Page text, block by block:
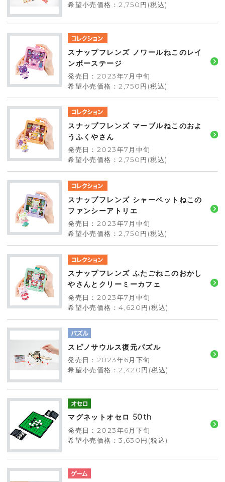
希望小売価格：2,750円(税込)
スナップフレンズ ノワールねこのレイ
ンボーステージ
発売日：2023年7月中旬
希望小売価格：2,750円(税込)
スナップフレンズ マーブルねこのおよ
うふくやさん
発売日：2023年7月中旬
希望小売価格：2,750円(税込)
スナップフレンズ シャーベットねこの
ファンシーアトリエ
発売日：2023年7月中旬
希望小売価格：2,750円(税込)
スナップフレンズ ふたごねこのおかし
やさんとクリーミーカフェ
発売日：2023年7月中旬
希望小売価格：4,620円(税込)
スピノサウルス復元パズル
発売日：2023年6月下旬
希望小売価格：2,420円(税込)
マグネットオセロ 50th
発売日：2023年6月下旬
希望小売価格：3,630円(税込)